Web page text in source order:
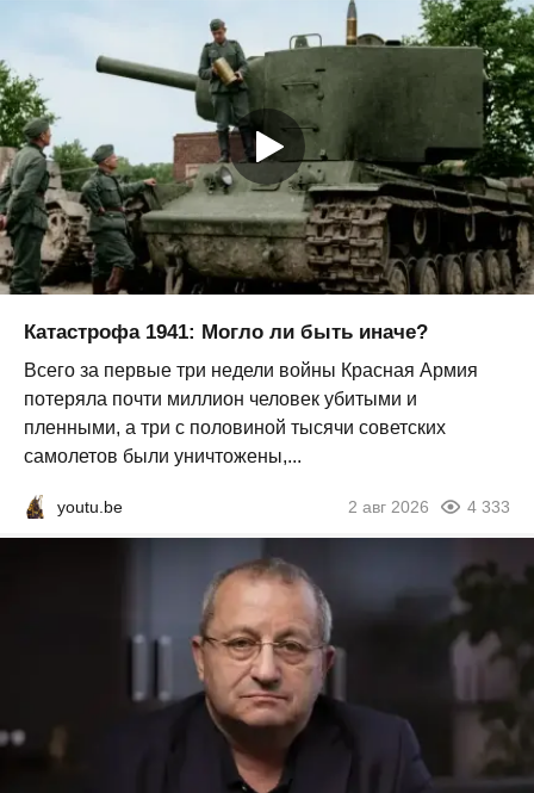
Катастрофа 1941: Могло ли быть иначе?
Всего за первые три недели войны Красная Армия
потеряла почти миллион человек убитыми и
пленными, а три с половиной тысячи советских
самолетов были уничтожены,...
youtu.be 2 авг 2026 4 333